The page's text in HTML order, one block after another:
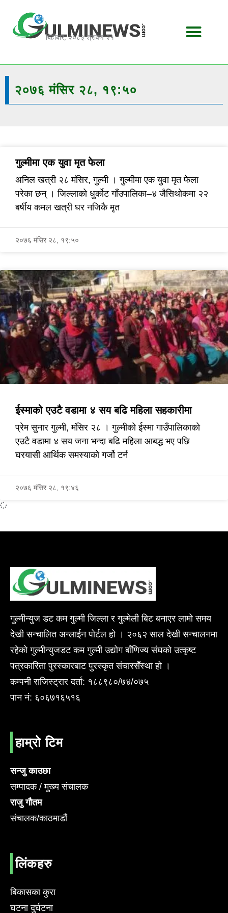
content
बिहीबार, २०८३ श्रावण २१
२०७६ मंसिर २८, १९:५०
गुल्मीमा एक युवा मृत फेला
अनिल खत्री २८ मंसिर, गुल्मी । गुल्मीमा एक युवा मृत फेला
परेका छन् । जिल्लाको धुर्कोट गाँउपालिका–४ जैसिथोकमा २२
बर्षीय कमल खत्री घर नजिकै मृत
२०७६ मंसिर २८, १९:५०
ईस्माको एउटै वडामा ४ सय बढि महिला सहकारीमा
प्रेम सुनार गुल्मी, मंसिर २८ । गुल्मीको ईस्मा गाउँपालिकाको
एउटै वडामा ४ सय जना भन्दा बढि महिला आबद्ध भए पछि
घरयासी आर्थिक समस्याको गर्जो टर्न
२०७६ मंसिर २८, १९:४६
गुल्मीन्युज डट कम गुल्मी जिल्ला र गुल्मेली बिट बनाएर लामो समय
देखी सन्चालित अन्लाईन पोर्टल हो । २०६२ साल देखी सन्चालनमा
रहेको गुल्मीन्युजडट कम गुल्मी उद्योग बाँणिज्य संघको उत्कृष्ट
पत्रकारिता पुरस्कारबाट पुरस्कृत संचारसँस्था हो ।
कम्पनी राजिस्ट्रार दर्ता: १८८९८०/७४/०७५
पान नं: ६०६७१६५१६
हाम्रो टिम
सन्जु काउछा
सम्पादक / मुख्य संचालक
राजु गौतम
संचालक/काठमाडौं
लिंकहरु
बिकासका कुरा
घटना दुर्घटना